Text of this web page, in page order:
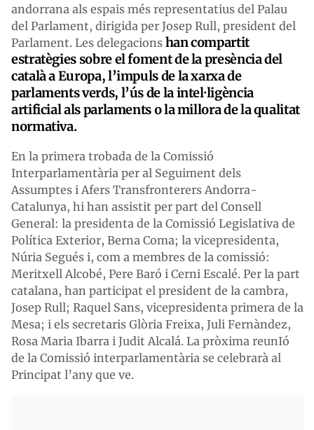
andorrana als espais més representatius del Palau
del Parlament, dirigida per Josep Rull, president del
Parlament. Les delegacions han compartit
estratègies sobre el foment de la presència del
català a Europa, l’impuls de la xarxa de
parlaments verds, l’ús de la intel·ligència
artificial als parlaments o la millora de la qualitat
normativa.
En la primera trobada de la Comissió
Interparlamentària per al Seguiment dels
Assumptes i Afers Transfronterers Andorra-
Catalunya, hi han assistit per part del Consell
General: la presidenta de la Comissió Legislativa de
Política Exterior, Berna Coma; la vicepresidenta,
Núria Segués i, com a membres de la comissió:
Meritxell Alcobé, Pere Baró i Cerni Escalé. Per la part
catalana, han participat el president de la cambra,
Josep Rull; Raquel Sans, vicepresidenta primera de la
Mesa; i els secretaris Glòria Freixa, Juli Fernàndez,
Rosa Maria Ibarra i Judit Alcalá. La pròxima reunIó
de la Comissió interparlamentària se celebrarà al
Principat l’any que ve.